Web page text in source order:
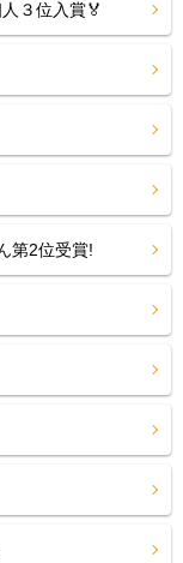
３位入賞🏅
第2位受賞!